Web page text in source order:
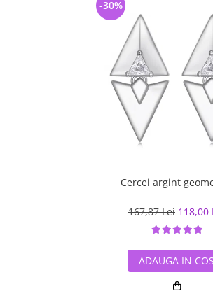
Cercei argint
167,87 Lei 118,00
-30%
ADAUGA IN COS